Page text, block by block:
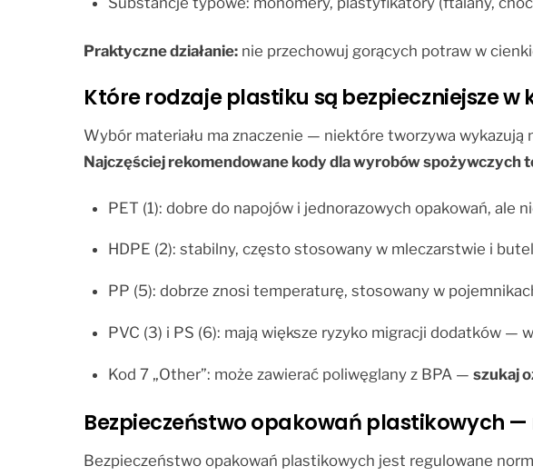
Praktyczne działanie: nie przechowuj gorących potraw w
Które rodzaje plastiku są bezpieczniejsze w
Wybór materiału ma znaczenie — niektóre tworzywa wykazują
Najczęściej rekomendowane kody dla wyrobów spożywczych
PET (1): dobre do napojów i jednorazowych opakowań, ale
HDPE (2): stabilny, często stosowany w mleczarstwie i
PP (5): dobrze znosi temperaturę, stosowany w
PVC (3) i PS (6): mają większe ryzyko migracji dodatków —
Kod 7 „Other”: może zawierać poliwęglany z BPA — szukaj
Bezpieczeństwo opakowań plastikowych
Bezpieczeństwo opakowań plastikowych jest regulowane